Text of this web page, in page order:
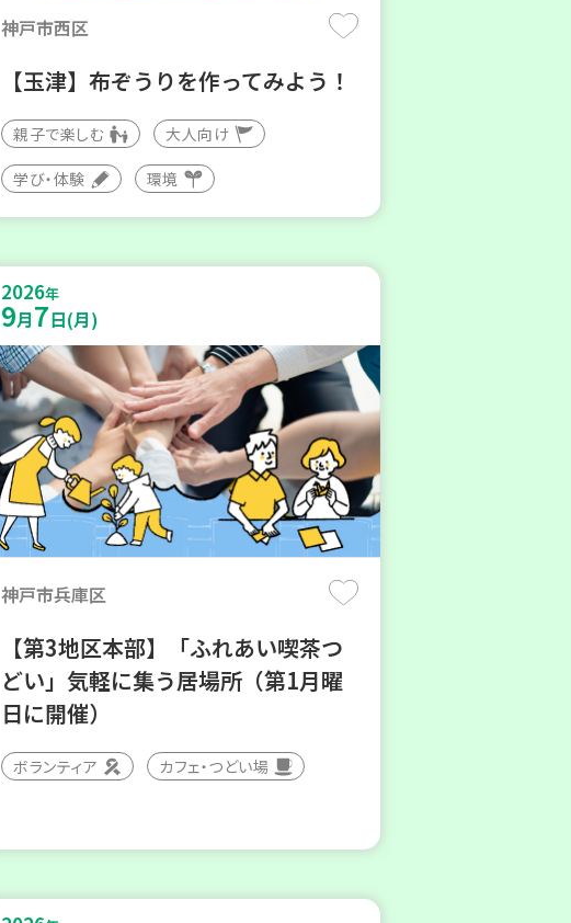
神戸市西区
【玉津】布ぞうりを作ってみよう！
親子で楽しむ 大人向け
学び・体験 環境
2026年
9月7日(月)
神戸市兵庫区
【第3地区本部】「ふれあい喫茶つ
どい」気軽に集う居場所（第1月曜
日に開催）
ボランティア カフェ・つどい場